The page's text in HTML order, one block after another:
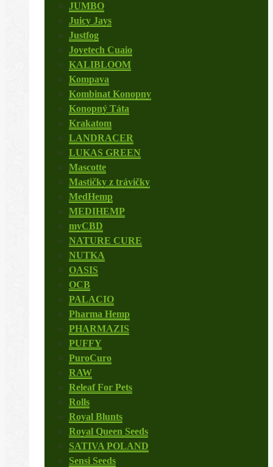
JUMBO
Juicy Jays
Justfog
Joyetech Cuaio
KALIBLOOM
Kompava
Kombinat Konopny
Konopný Táta
Krakatom
LANDRACER
LUKAS GREEN
Mascotte
Mastičky z trávičky
MedHemp
MEDIHEMP
myCBD
NATURE CURE
NUTKA
OASIS
OCB
PALACIO
Pharma Hemp
PHARMAZIS
PUFFY
PuroCuro
RAW
Releaf For Pets
Rolls
Royal Blunts
Royal Queen Seeds
SATIVA POLAND
Sensi Seeds